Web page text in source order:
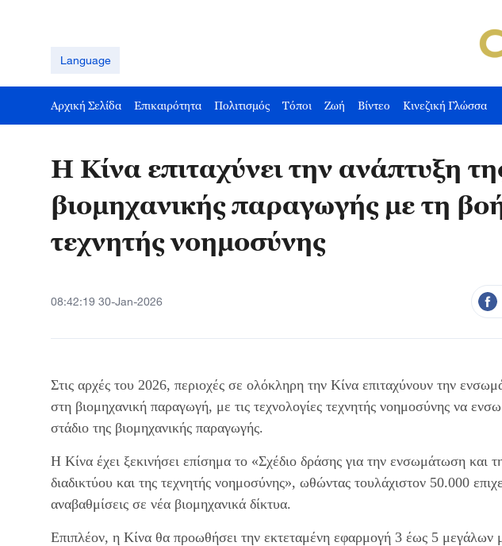
Language
Αρχική Σελίδα Επικαιρότητα Πολιτισμός Τόποι Ζωή Βίντεο Κινεζική Γλώσσα
Η Κίνα επιταχύνει την ανάπτυξη
βιομηχανικής παραγωγής με τη
τεχνητής νοημοσύνης
08:42:19 30-Jan-2026
Στις αρχές του 2026, περιοχές σε ολόκληρη την Κίνα επιταχύνουν την
στη βιομηχανική παραγωγή, με τις τεχνολογίες τεχνητής νοημοσύνης να
στάδιο της βιομηχανικής παραγωγής.
Η Κίνα έχει ξεκινήσει επίσημα το «Σχέδιο δράσης για την ενσωμάτωση και
διαδικτύου και της τεχνητής νοημοσύνης», ωθώντας τουλάχιστον 50.000
αναβαθμίσεις σε νέα βιομηχανικά δίκτυα.
Επιπλέον, η Κίνα θα προωθήσει την εκτεταμένη εφαρμογή 3 έως 5 μεγάλων